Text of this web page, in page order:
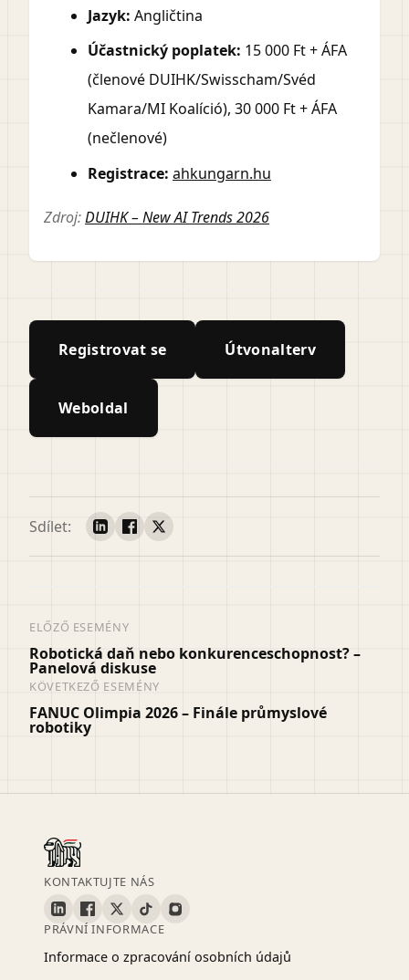
Jazyk: Angličtina
Účastnický poplatek: 15 000 Ft + ÁFA
(členové DUIHK/Swisscham/Svéd
Kamara/MI Koalíció), 30 000 Ft + ÁFA
(nečlenové)
Registrace: ahkungarn.hu
Zdroj:DUIHK – New AI Trends 2026
Registrovat se Útvonalterv
Weboldal
Sdílet:
ELŐZŐ ESEMÉNY
Robotická daň nebo konkurenceschopnost? –
Panelová diskuse
KÖVETKEZŐ ESEMÉNY
FANUC Olimpia 2026 – Finále průmyslové
robotiky
KONTAKTUJTE NÁS
PRÁVNÍ INFORMACE
Informace o zpracování osobních údajů